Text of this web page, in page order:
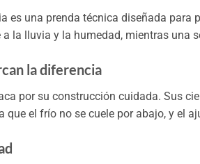
es una prenda técnica diseñada
a la lluvia y la humedad, mientras una
la diferencia
por su construcción cuidada. Sus
que el frío no se cuele por abajo, y el